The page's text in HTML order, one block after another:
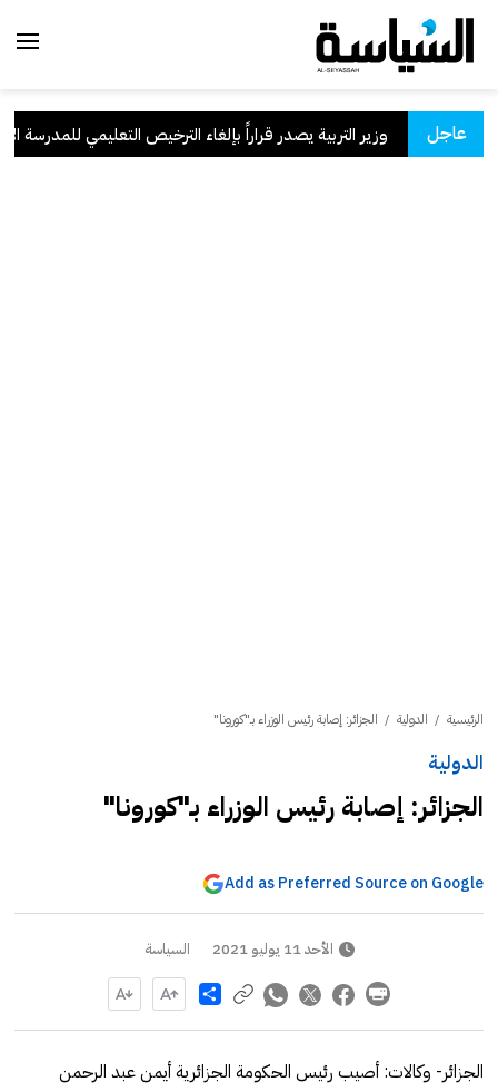
عاجل
. وزير التربية يصدر قراراً بإلغاء الترخيص التعليمي للمدرسة
الرئيسية / الدولية / الجزائر: إصابة رئيس الوزراء بـ"كورونا"
الدولية
الجزائر: إصابة رئيس الوزراء بـ"كورونا"
Add as Preferred Source on Google
الأحد 11 يوليو 2021 السياسة
Share
الجزائر- وكالات: أصيب رئيس الحكومة الجزائرية أيمن عبد الرحمن